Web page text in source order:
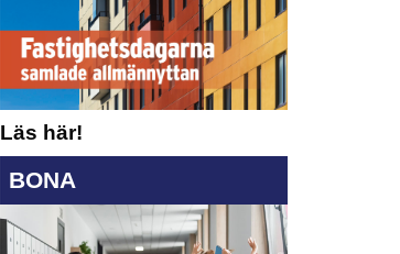
Läs här!
BONA